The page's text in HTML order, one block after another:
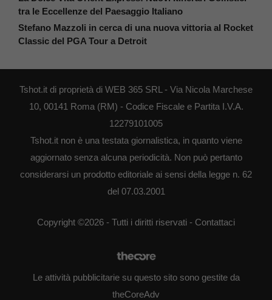
tra le Eccellenze del Paesaggio Italiano
Stefano Mazzoli in cerca di una nuova vittoria al Rocket
Classic del PGA Tour a Detroit
Tshot.it di proprietà di WEB 365 SRL - Via Nicola Marchese
10, 00141 Roma (RM) - Codice Fiscale e Partita I.V.A.
12279101005
Tshot.it non è una testata giornalistica, in quanto viene
aggiornato senza alcuna periodicità. Non può pertanto
considerarsi un prodotto editoriale ai sensi della legge n. 62
del 07.03.2001
Copyright ©2026 - Tutti i diritti riservati - Contattaci
Le attività pubblicitarie su questo sito sono gestite da
theCoreAdv